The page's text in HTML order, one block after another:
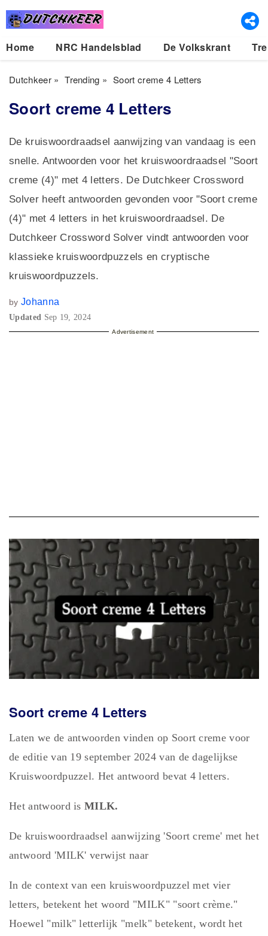
Home NRC Handelsblad De Volkskrant
Dutchkeer» Trending » Soort creme 4 Letters
Soort creme 4 Letters
De kruiswoordraadsel aanwijzing van vandaag is een
snelle. Antwoorden voor het kruiswoordraadsel "Soort
creme (4)" met 4 letters. De Dutchkeer Crossword
Solver heeft antwoorden gevonden voor "Soort creme
(4)" met 4 letters in het kruiswoordraadsel. De
Dutchkeer Crossword Solver vindt antwoorden voor
klassieke kruiswoordpuzzels en cryptische
kruiswoordpuzzels.
by Johanna
Updated Sep 19, 2024
Advertisement
Soort creme 4 Letters
Laten we de antwoorden vinden op Soort creme voor
de editie van 19 september 2024 van de dagelijkse
Kruiswoordpuzzel. Het antwoord bevat 4 letters.
Het antwoord isMILK.
De kruiswoordraadsel aanwijzing 'Soort creme' met het
antwoord 'MILK' verwijst naar
In de context van een kruiswoordpuzzel met vier
letters, betekent het woord "MILK" "soort crème."
Hoewel "milk" letterlijk "melk" betekent, wordt het